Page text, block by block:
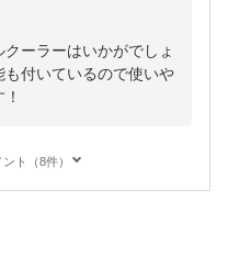
ーラーはいかがでしょ
付いているので使いや
ト（8件）